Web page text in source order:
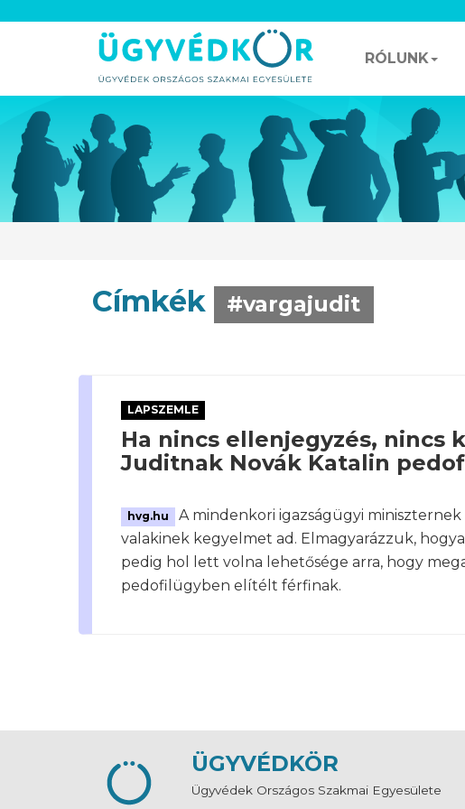
RÓLUNK
Címkék #vargajudit
LAPSZEMLE
Ha nincs ellenjegyzés, nincs
Juditnak Novák Katalin
hvg.hu
A mindenkori igazságügyi
valakinek kegyelmet ad. Elmagyarázzuk,
pedig hol lett volna lehetősége arra, hogy
pedofilügyben elítélt férfinak.
ÜGYVÉDKÖR
Ügyvédek Országos Szakmai Egyesülete